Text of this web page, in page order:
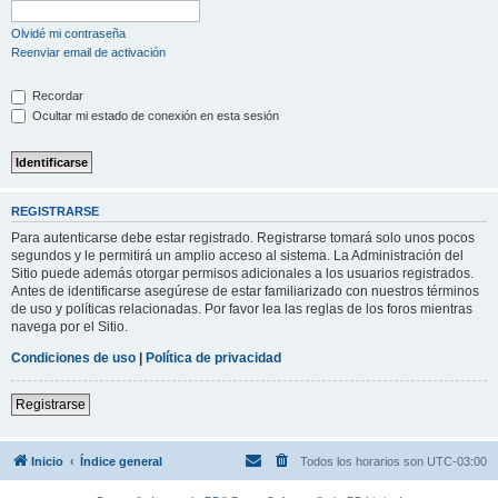
Olvidé mi contraseña
Reenviar email de activación
Recordar
Ocultar mi estado de conexión en esta sesión
REGISTRARSE
Para autenticarse debe estar registrado. Registrarse tomará solo unos pocos
segundos y le permitirá un amplio acceso al sistema. La Administración del
Sitio puede además otorgar permisos adicionales a los usuarios registrados.
Antes de identificarse asegúrese de estar familiarizado con nuestros términos
de uso y políticas relacionadas. Por favor lea las reglas de los foros mientras
navega por el Sitio.
Condiciones de uso | Política de privacidad
Registrarse
Inicio Índice general Todos los horarios son UTC-03:00